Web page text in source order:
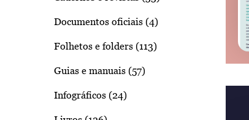
Documentos oficiais (4)
Folhetos e folders (113)
Guias e manuais (57)
Infográficos (24)